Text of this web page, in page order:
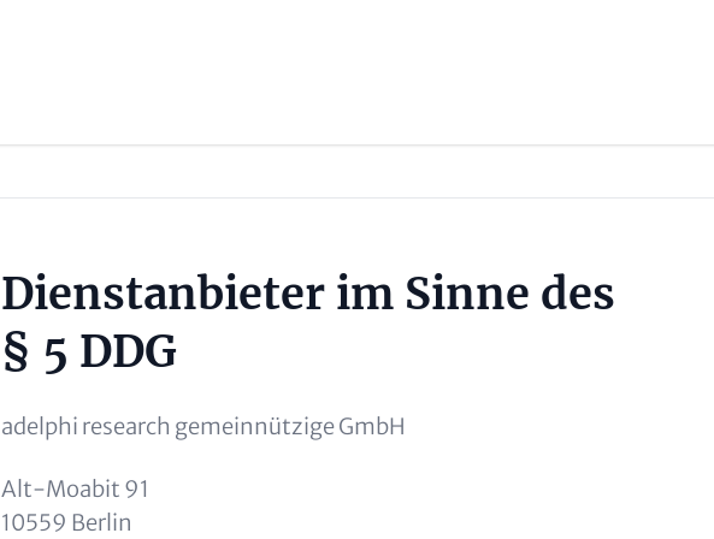
Inhalt
Dienstanbieter im Sinne des
§ 5 DDG
adelphi research gemeinnützige GmbH
Alt-Moabit 91
10559 Berlin